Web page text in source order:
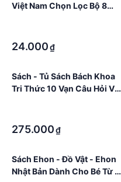
Việt Nam Chọn Lọc Bộ 8
24.000₫
Sách - Tủ Sách Bách Khoa
Tri Thức 10 Vạn Câu Hỏi Vì
275.000₫
Sách Ehon - Đồ Vật - Ehon
Nhật Bản Dành Cho Bé Từ 0